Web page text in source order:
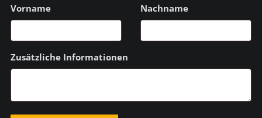
E-
Mail
(wiederholen)*
Vorname Nachname
Zusätzliche Informationen